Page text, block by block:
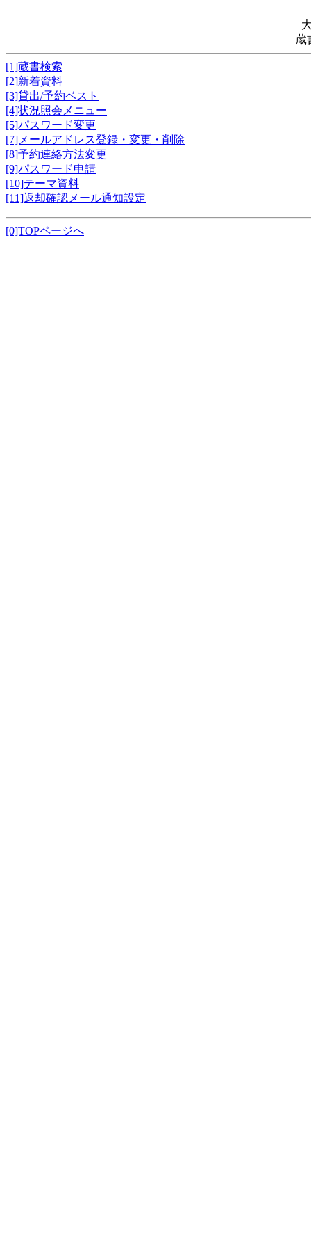
蔵
[1]蔵書検索
[2]新着資料
[3]貸出/予約ベスト
[4]状況照会メニュー
[5]パスワード変更
[7]メールアドレス登録・変更・削除
[8]予約連絡方法変更
[9]パスワード申請
[10]テーマ資料
[11]返却確認メール通知設定
[0]TOPページへ